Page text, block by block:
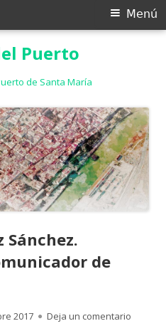
Puerto
de Santa María
Menú
Sánchez.
de
2017 Deja un comentario